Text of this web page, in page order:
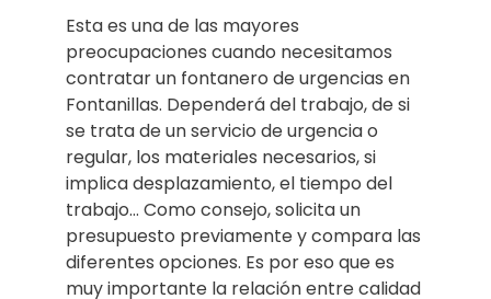
Esta es una de las mayores
preocupaciones cuando necesitamos
contratar un fontanero de urgencias en
Fontanillas. Dependerá del trabajo, de si
se trata de un servicio de urgencia o
regular, los materiales necesarios, si
implica desplazamiento, el tiempo del
trabajo… Como consejo, solicita un
presupuesto previamente y compara las
diferentes opciones. Es por eso que es
muy importante la relación entre calidad